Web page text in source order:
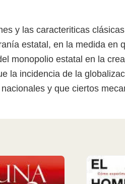
y las caracteriticas
estatal, en la medida en
monopolio estatal en la
la incidencia de la
y que ciertos